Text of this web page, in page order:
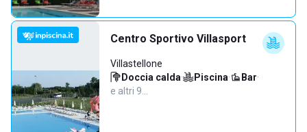
Centro Sportivo Villasport
Villastellone
Doccia calda· Piscina· Bar·
e altri 9…